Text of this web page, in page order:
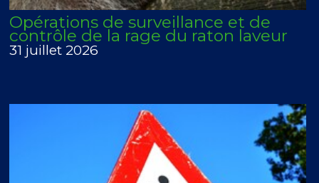
Opérations de surveillance et de
contrôle de la rage du raton laveur
31 juillet 2026